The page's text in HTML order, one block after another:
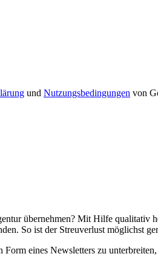
und Nutzungsbedingungen von
übernehmen? Mit Hilfe qualitativ
So ist der Streuverlust möglichst
eines Newsletters zu